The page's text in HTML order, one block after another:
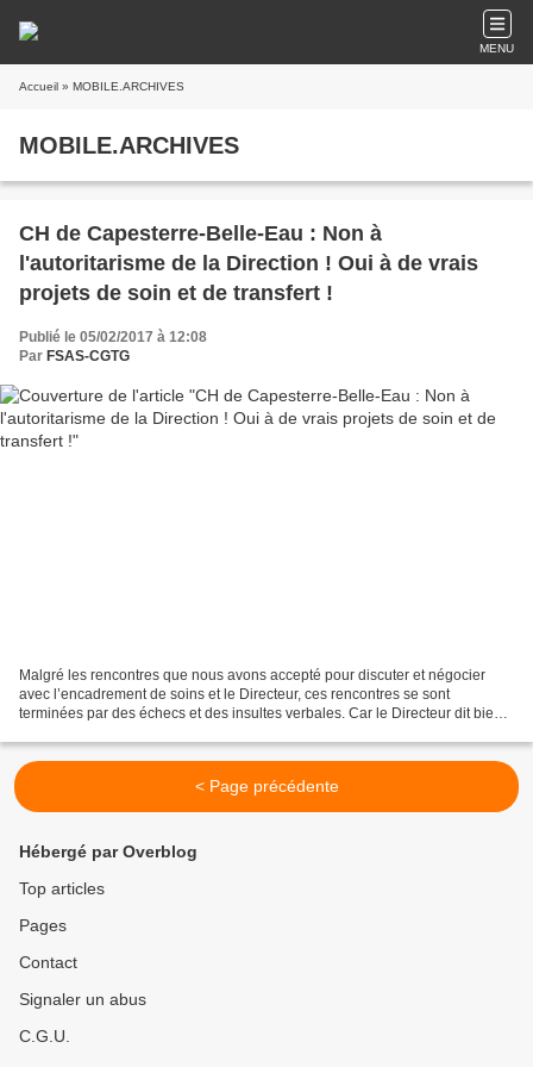
MENU
Accueil » MOBILE.ARCHIVES
MOBILE.ARCHIVES
CH de Capesterre-Belle-Eau : Non à
l'autoritarisme de la Direction ! Oui à de vrais
projets de soin et de transfert !
Publié le 05/02/2017 à 12:08
Par FSAS-CGTG
Malgré les rencontres que nous avons accepté pour discuter et négocier
avec l’encadrement de soins et le Directeur, ces rencontres se sont
terminées par des échecs et des insultes verbales. Car le Directeur dit bien
< Page précédente
Hébergé par Overblog
Top articles
Pages
Contact
Signaler un abus
C.G.U.